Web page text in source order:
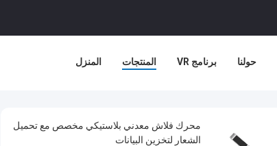
المنزل المنتجات برنامج VR حولنا
محرك فلاش معدني بلاستيكي مخصص مع تحميل
الشعار لتخزين البيانات